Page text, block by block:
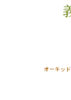
オーキッ